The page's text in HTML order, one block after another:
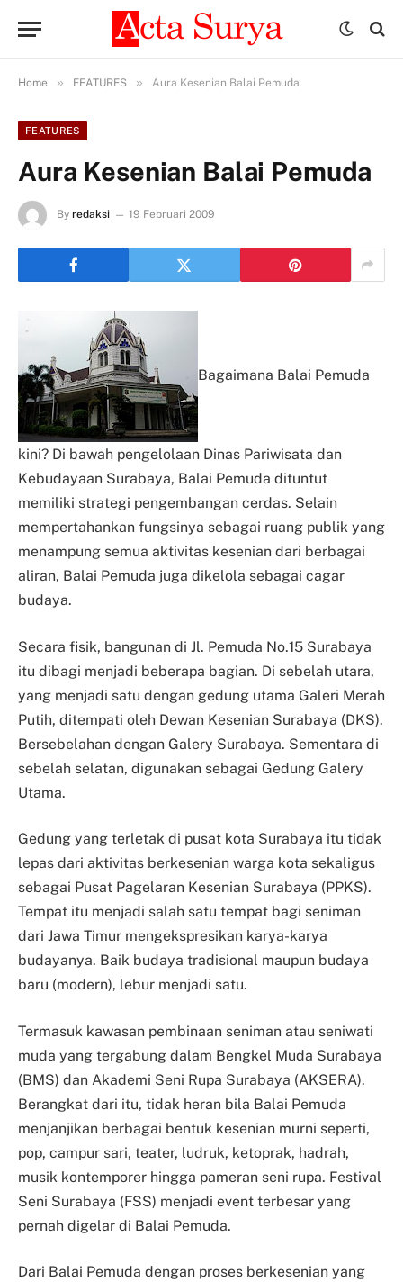
Home » FEATURES » Aura Kesenian Balai Pemuda
FEATURES
Aura Kesenian Balai Pemuda
By redaksi 19 Februari 2009
Bagaimana Balai Pemuda
kini? Di bawah pengelolaan Dinas Pariwisata dan
Kebudayaan Surabaya, Balai Pemuda dituntut
memiliki strategi pengembangan cerdas. Selain
mempertahankan fungsinya sebagai ruang publik yang
menampung semua aktivitas kesenian dari berbagai
aliran, Balai Pemuda juga dikelola sebagai cagar
budaya.
Secara fisik, bangunan di Jl. Pemuda No.15 Surabaya
itu dibagi menjadi beberapa bagian. Di sebelah utara,
yang menjadi satu dengan gedung utama Galeri Merah
Putih, ditempati oleh Dewan Kesenian Surabaya (DKS).
Bersebelahan dengan Galery Surabaya. Sementara di
sebelah selatan, digunakan sebagai Gedung Galery
Utama.
Gedung yang terletak di pusat kota Surabaya itu tidak
lepas dari aktivitas berkesenian warga kota sekaligus
sebagai Pusat Pagelaran Kesenian Surabaya (PPKS).
Tempat itu menjadi salah satu tempat bagi seniman
dari Jawa Timur mengekspresikan karya-karya
budayanya. Baik budaya tradisional maupun budaya
baru (modern), lebur menjadi satu.
Termasuk kawasan pembinaan seniman atau seniwati
muda yang tergabung dalam Bengkel Muda Surabaya
(BMS) dan Akademi Seni Rupa Surabaya (AKSERA).
Berangkat dari itu, tidak heran bila Balai Pemuda
menjanjikan berbagai bentuk kesenian murni seperti,
pop, campur sari, teater, ludruk, ketoprak, hadrah,
musik kontemporer hingga pameran seni rupa. Festival
Seni Surabaya (FSS) menjadi event terbesar yang
pernah digelar di Balai Pemuda.
Dari Balai Pemuda dengan proses berkesenian yang